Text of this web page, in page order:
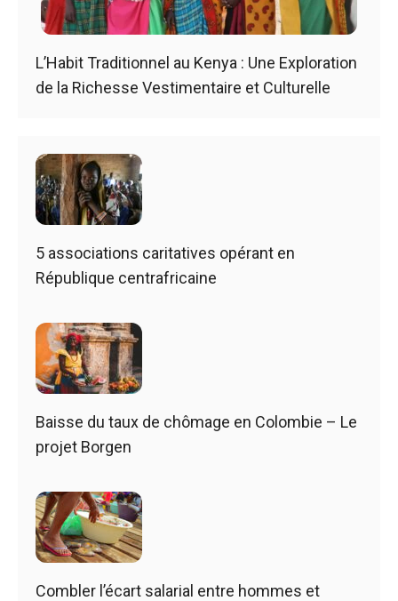
L’Habit Traditionnel au Kenya : Une Exploration
de la Richesse Vestimentaire et Culturelle
5 associations caritatives opérant en
République centrafricaine
Baisse du taux de chômage en Colombie – Le
projet Borgen
Combler l’écart salarial entre hommes et